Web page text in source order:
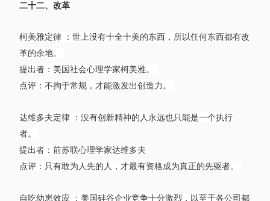
二十二、改革
柯美雅定律 ：世上没有十全十美的东西，所以任何东西都有改
革的余地。
提出者：美国社会心理学家柯美雅。
点评：不拘于常规，才能激发出创造力。
达维多夫定律 ：没有创新精神的人永远也只能是一个执行
者。
提出者：前苏联心理学家达维多夫
点评：只有敢为人先的人，才最有资格成为真正的先驱者。
自吃幼崽效应 ：美国硅谷企业竞争十分激烈，以至于各公司都